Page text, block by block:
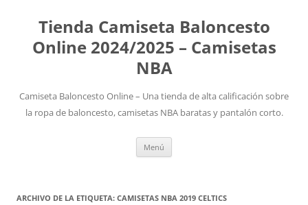
Tienda Camiseta Baloncesto
Online 2024/2025 – Camisetas
NBA
Camiseta Baloncesto Online – Una tienda de alta calificación sobre
la ropa de baloncesto, camisetas NBA baratas y pantalón corto.
Menú
ARCHIVO DE LA ETIQUETA: CAMISETAS NBA 2019 CELTICS